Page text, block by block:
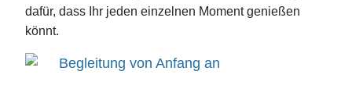
dafür, dass Ihr jeden einzelnen Moment genießen
könnt.
Begleitung von Anfang an